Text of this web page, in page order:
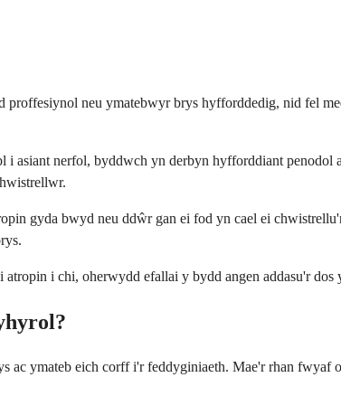
neu ymatebwyr brys hyfforddedig, nid fel
asiant nerfol, byddwch yn derbyn hyfforddiant
gyda bwyd neu ddŵr gan ei fod yn cael ei
i chi, oherwydd efallai y bydd angen addasu'r dos
ymateb eich corff i'r feddyginiaeth. Mae'r rhan